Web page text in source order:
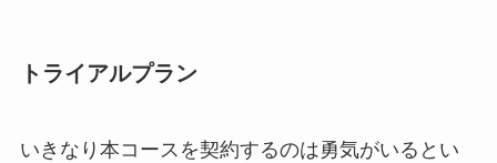
トライアルプラン
いきなり本コースを契約するのは勇気がいるとい